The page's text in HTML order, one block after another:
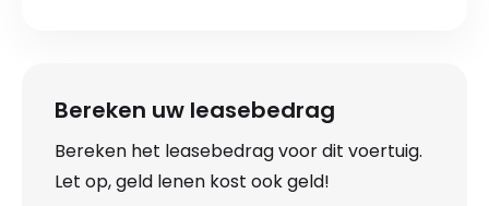
Bereken uw leasebedrag
Bereken het leasebedrag voor dit voertuig.
Let op, geld lenen kost ook geld!